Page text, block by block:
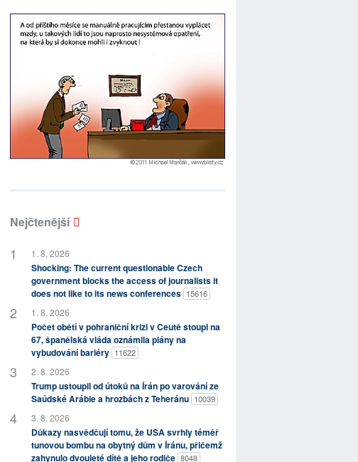
Nejčtenější
1. 8. 2026
Shocking: The current questionable Czech
government blocks the access of journalists it
does not like to its news conferences 15616
1. 8. 2026
Počet obětí v pohraniční krizi v Ceutě stoupl na
67, španělská vláda oznámila plány na
vybudování bariéry 11622
2. 8. 2026
Trump ustoupil od útoků na Írán po varování ze
Saúdské Arábie a hrozbách z Teheránu 10039
3. 8. 2026
Důkazy nasvědčují tomu, že USA svrhly téměř
tunovou bombu na obytný dům v Íránu, přičemž
zahynulo dvouleté dítě a jeho rodiče 8048